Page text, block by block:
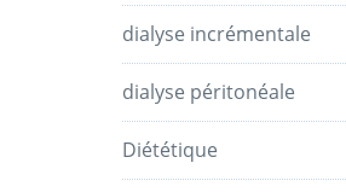
dialyse incrémentale
dialyse péritonéale
Diététique